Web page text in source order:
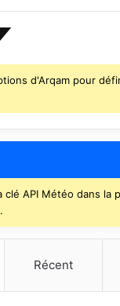
d'Arqam pour
clé API Météo dans la
Récent